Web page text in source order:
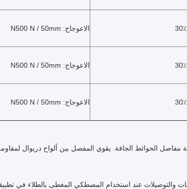
الاعوجاج: N500 N / 50mm
الاعوجاج: N500 N / 50mm
الاعوجاج: N500 N / 50mm
مفاصل الحوائط الجافة. يقوي المفصل بين ألواح دريوال